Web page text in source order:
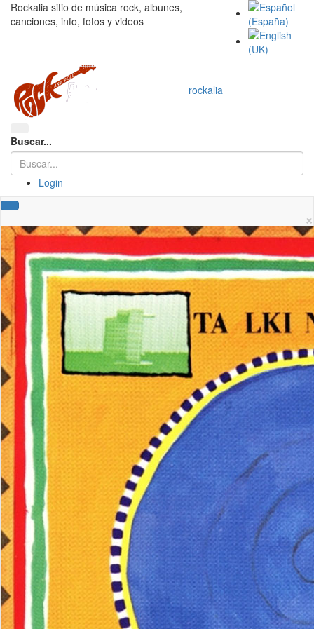
Rockalia sitio de música rock, albunes,
canciones, info, fotos y videos
rockalia
Buscar...
Login
×